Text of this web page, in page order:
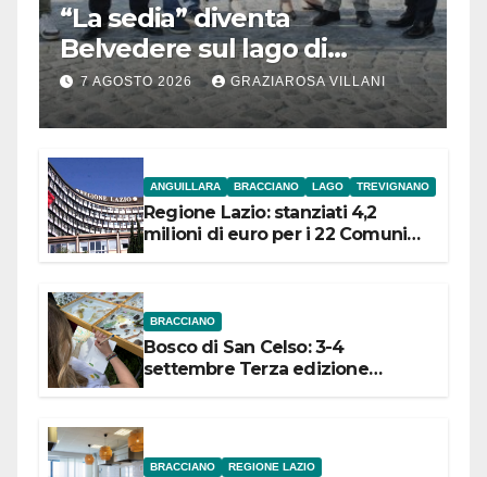
“La sedia” diventa
Belvedere sul lago di
Bracciano: ieri
l’inaugurazione
7 AGOSTO 2026 GRAZIAROSA VILLANI
ANGUILLARA BRACCIANO LAGO TREVIGNANO
Regione Lazio: stanziati 4,2
milioni di euro per i 22 Comuni
BRACCIANO
Bosco di San Celso: 3-4
settembre Terza edizione
BRACCIANO REGIONE LAZIO